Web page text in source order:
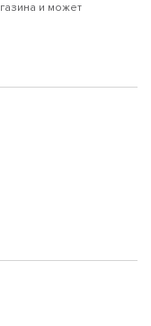
и может